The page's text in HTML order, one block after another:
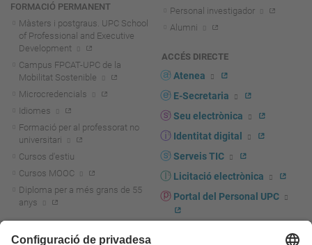
FORMACIÓ PERMANENT
Màsters i postgraus. UPC School
of Professional and Executive
Development
Campus FPCAT-UPC de la
Mobilitat Sostenible
Microcredencials
Idiomes
Formació per al professorat no
universitari
Cursos d'estiu
Cursos MOOC
Diploma per a més grans de 55
anys
Personal investigador
Alumni
ACCÉS DIRECTE
Atenea
E-Secretaria
Seu electrònica
Identitat digital
Serveis TIC
Licitació electrònica
Portal del Personal UPC